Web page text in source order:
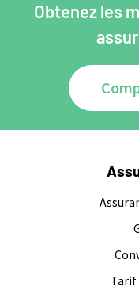
Obtenez les
Tarif